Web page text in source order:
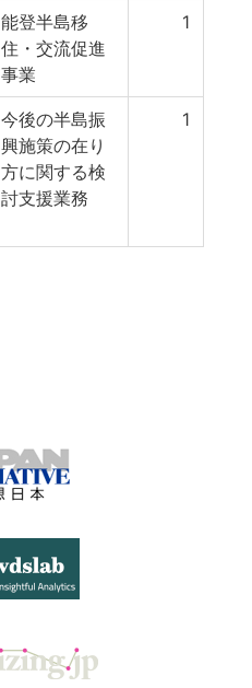
能登半島移
住・交流促進
事業
1
今後の半島振
興施策の在り
方に関する検
討支援業務
1